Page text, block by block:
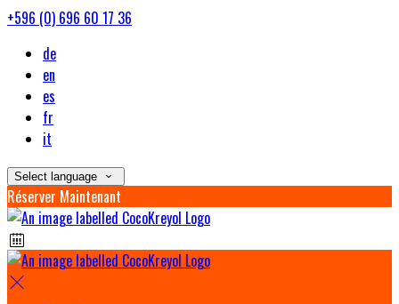
+596 (0) 696 60 17 36
de
en
es
fr
it
Select language
Réserver Maintenant